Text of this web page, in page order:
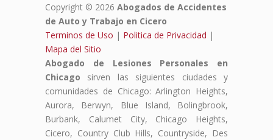
Copyright © 2026 Abogados de Accidentes
de Auto y Trabajo en Cicero
Terminos de Uso | Politica de Privacidad |
Mapa del Sitio
Abogado de Lesiones Personales en
Chicago sirven las siguientes ciudades y
comunidades de Chicago: Arlington Heights,
Aurora, Berwyn, Blue Island, Bolingbrook,
Burbank, Calumet City, Chicago Heights,
Cicero, Country Club Hills, Countryside, Des